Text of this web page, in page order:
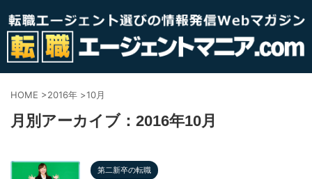
HOME >2016年 >10月
月別アーカイブ：2016年10月
第二新卒の転職